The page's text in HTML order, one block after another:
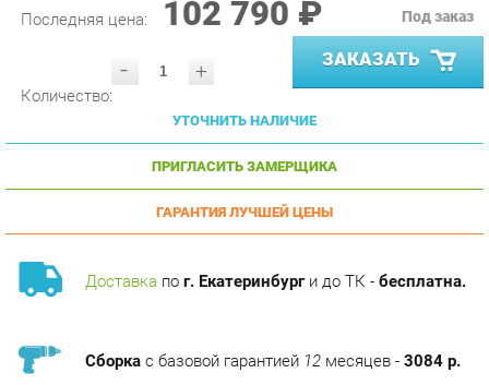
- ЗАКАЗАТЬ
УТОЧНИТЬ НАЛИЧИЕ
ПРИГЛАСИТЬ ЗАМЕРЩИКА
ГАРАНТИЯ ЛУЧШЕЙ ЦЕНЫ
Доставкапог. Екатеринбурги до ТК -бесплатна.